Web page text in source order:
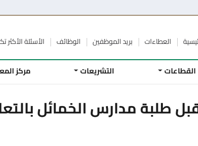
العطاءات بريد الموظفين الوظائف الأسئلة الأكثر
القطاعات التشريعات مركز
طلبة مدارس الخمائل